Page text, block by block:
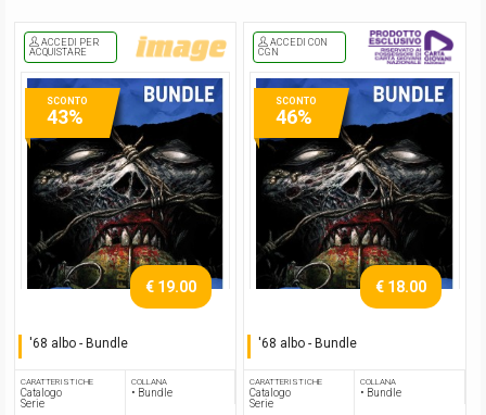
ACCEDI PER
ACQUISTARE
'68 albo - Bundle
€ 19.00
CARATTERISTICHE
Catalogo
Serie
COLLANA
• Bundle
SCONTO
43%
ACCEDI CON
CGN
'68 albo - Bundle
€ 18.00
CARATTERISTICHE
Catalogo
Serie
COLLANA
• Bundle
SCONTO
46%